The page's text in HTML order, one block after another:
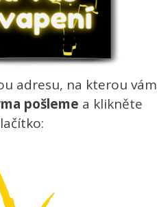
adresu, na kterou vám
pošleme a klikněte